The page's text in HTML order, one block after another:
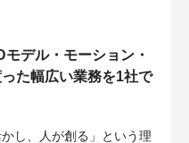
デル・モーション・
た幅広い業務を1社で
し、人が創る」という理